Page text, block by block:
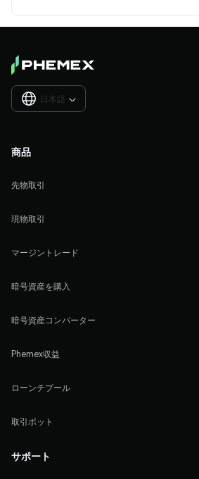
日本語 
商品
先物取引
現物取引
マージントレード
暗号資産を購入
暗号資産コンバーター
Phemex収益
ローンチプール
取引ボット
サポート